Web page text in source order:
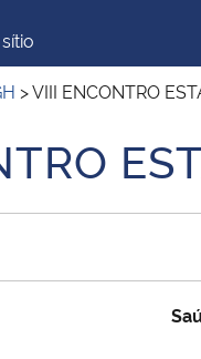
Institucional
>VIII ENCONTRO